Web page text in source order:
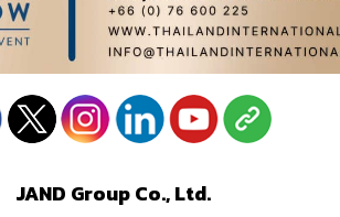
JAND Group Co., Ltd.